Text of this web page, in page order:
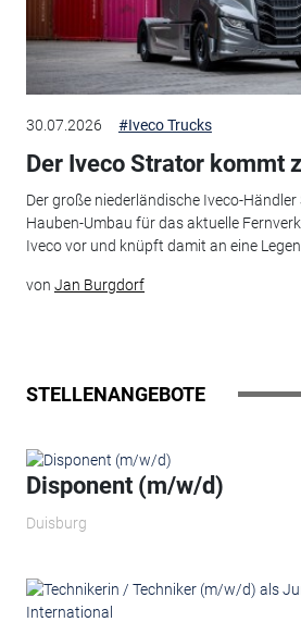
30.07.2026 #Iveco Trucks
Der Iveco Strator kommt
Der große niederländische Iveco-
Hauben-Umbau für das aktuelle
Iveco vor und knüpft damit an eine
von Jan Burgdorf
STELLENANGEBOTE
Disponent (m/w/d)
Duisburg